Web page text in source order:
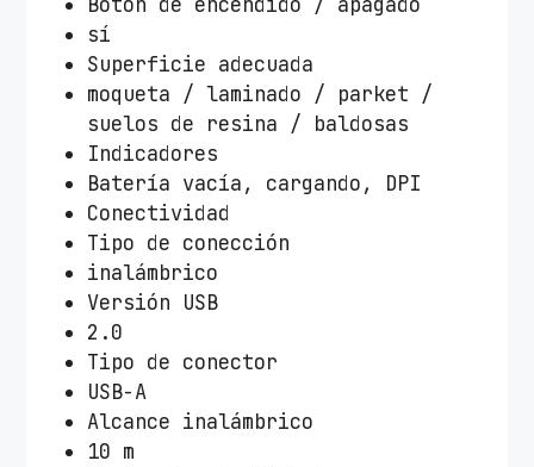
sí
Superficie adecuada
moqueta / laminado / parket /
suelos de resina / baldosas
Indicadores
Batería vacía, cargando, DPI
Conectividad
Tipo de conección
inalámbrico
Versión USB
2.0
Tipo de conector
USB-A
Alcance inalámbrico
10 m